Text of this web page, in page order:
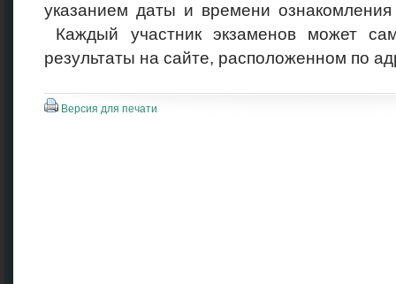
указанием даты и времени ознакомления
Каждый участник экзаменов может
результаты на сайте, расположенном по
Версия для печати